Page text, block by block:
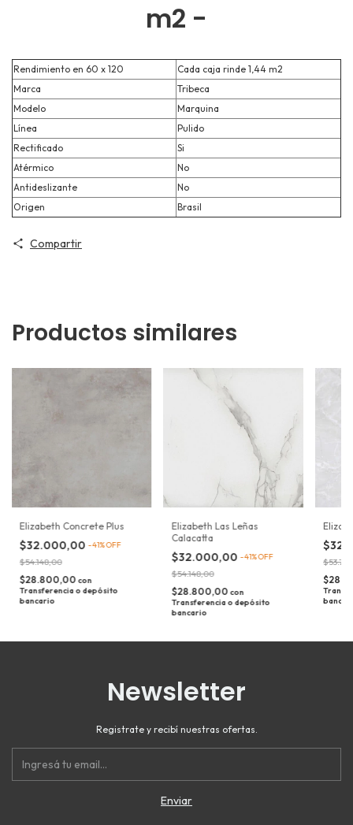
m2 -
Rendimiento en 60 x 120
Cada caja rinde 1,44 m2
Marca
Tribeca
Modelo
Marquina
Línea
Pulido
Rectificado
Si
Atérmico
No
Antideslizante
No
Origen
Brasil
Compartir
Productos similares
Elizabeth Concrete Plus
$32.000,00 -41%OFF
$54.148,00
$28.800,00 con
Transferencia o depósito
bancario
Elizabeth Las Leñas
Calacatta
$32.000,00 -41%OFF
$54.148,00
$28.800,00 con
Transferencia o depósito
bancario
Newsletter
Registrate y recibí nuestras ofertas.